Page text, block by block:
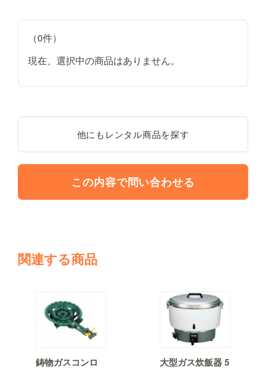
（0件）
現在、選択中の商品はありません。
他にもレンタル商品を探す
この内容で問い合わせる
関連する商品
鋳物ガスコンロ
大型ガス炊飯器 5